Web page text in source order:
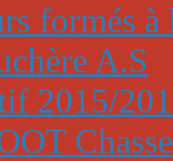
formés
A.S
2015/